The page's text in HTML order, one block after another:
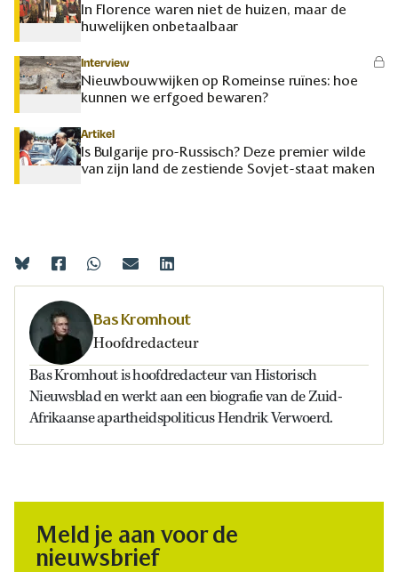
In Florence waren niet de huizen, maar de
huwelijken onbetaalbaar
Interview
Nieuwbouwwijken op Romeinse ruïnes: hoe
kunnen we erfgoed bewaren?
Artikel
Is Bulgarije pro-Russisch? Deze premier wilde
van zijn land de zestiende Sovjet-staat maken
Bas Kromhout
Hoofdredacteur
Bas Kromhout is hoofdredacteur van Historisch
Nieuwsblad en werkt aan een biografie van de Zuid-
Afrikaanse apartheidspoliticus Hendrik Verwoerd.
Meld je aan voor de
nieuwsbrief